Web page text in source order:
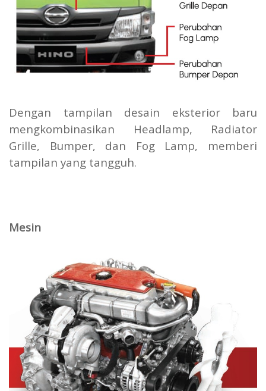
Dengan tampilan desain eksterior baru
mengkombinasikan Headlamp, Radiator
Grille, Bumper, dan Fog Lamp, memberi
tampilan yang tangguh.
Mesin